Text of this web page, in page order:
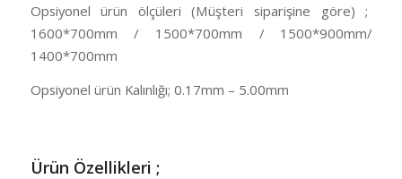
Opsiyonel ürün ölçüleri (Müşteri siparişine göre) ;
1600*700mm / 1500*700mm / 1500*900mm/
1400*700mm
Opsiyonel ürün Kalınlığı; 0.17mm – 5.00mm
Ürün Özellikleri ;